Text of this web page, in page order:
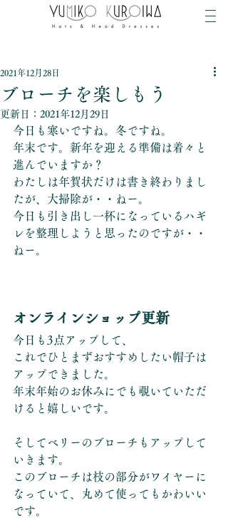
ブローチを楽しもう
2021年12月28日
更新日： 2021年12月29日
今日も寒いですね。冬ですね。
年末です。新年を迎える準備は着々と
進んでいますか？
わたしは年賀状だけは書き終わりまし
たが、大掃除が・・ねー。
今日も引き出し一杯になっているハギ
レを整理しようと思ったのですが・・
ねー。
オンラインショップ更新
今日も3点アップして、
これでひとまずおすすめしたい帽子は
アップできました。
年末年始のお休みにでも覗いていただ
けると嬉しいです。
そしてベリーのブローチもアップして
いきます。
このブローチは枝の部分がワイヤーに
なっていて、丸めて使ってもかわいい
です。